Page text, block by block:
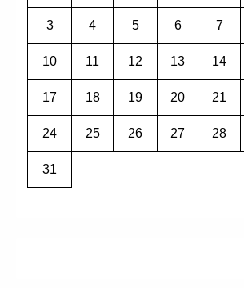
3 4 5 6 7
10 11 12 13 14
17 18 19 20 21
24 25 26 27 28
31